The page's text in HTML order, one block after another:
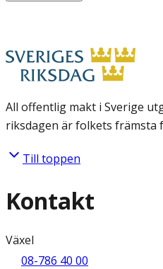
All offentlig makt i Sverige
riksdagen är folkets främsta
Till toppen
Kontakt
Växel
08-786 40 00